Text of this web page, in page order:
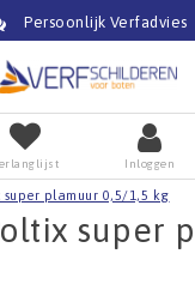
Verfadvies
Inloggen
super plamuur 0,5/1,5 kg
super